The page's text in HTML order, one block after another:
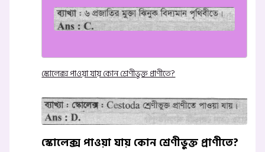
স্কোলেক্স পাওয়া যায় কোন শ্রেণীভুক্ত প্রাণীতে?
স্কোলেক্স পাওয়া যায় কোন শ্রেণীভুক্ত প্রাণীতে?